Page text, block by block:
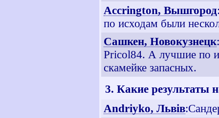
Accrington, Вышгород
по исходам были
Сашкен, Новокузнецк
Pricol84. А лучшие по
скамейке запасных.
3. Какие результаты
Andriyko, Львiв